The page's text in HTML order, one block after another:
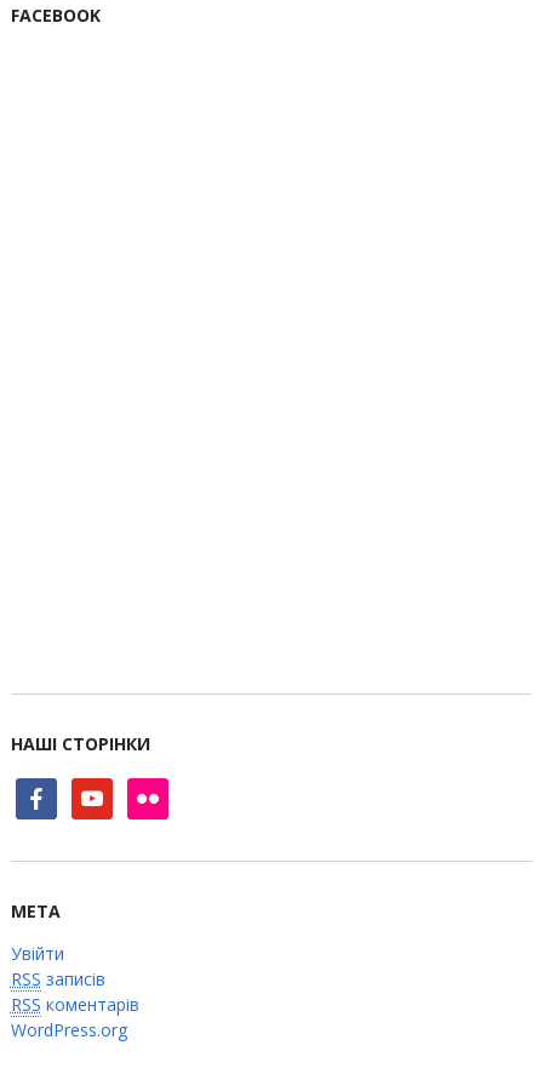
FACEBOOK
НАШІ СТОРІНКИ
facebookyoutube flickr
МЕТА
Увійти
RSS записів
RSS коментарів
WordPress.org